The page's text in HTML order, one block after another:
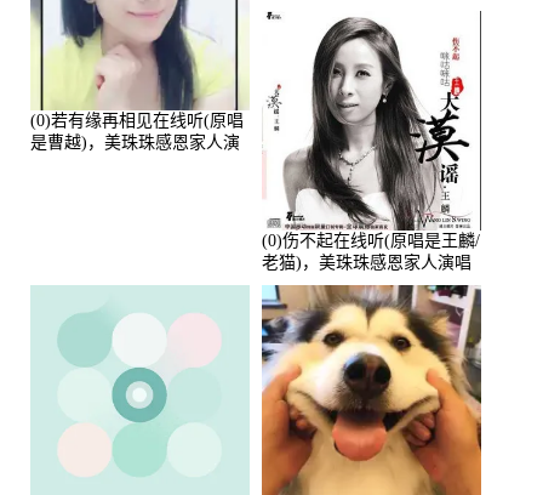
(0)若有缘再相见在线听(原唱
是曹越)，美珠珠感恩家人演
播:80720次
(0)伤不起在线听(原唱是王麟/
老猫)，美珠珠感恩家人演唱
点播:80218次